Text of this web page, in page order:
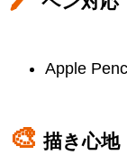
Apple
🎨 描き心地